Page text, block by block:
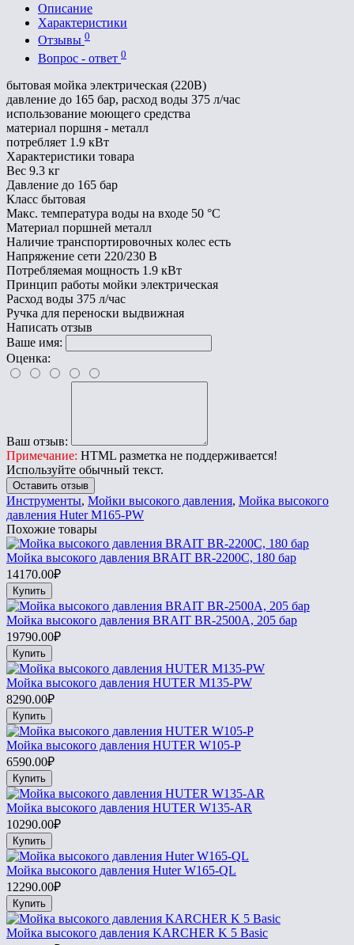
Описание
Характеристики
Отзывы 0
Вопрос - ответ 0
бытовая мойка электрическая (220В)
давление до 165 бар, расход воды 375 л/час
использование моющего средства
материал поршня - металл
потребляет 1.9 кВт
Характеристики товара
Вес 9.3 кг
Давление до 165 бар
Класс бытовая
Макс. температура воды на входе 50 °С
Материал поршней металл
Наличие транспортировочных колес есть
Напряжение сети 220/230 В
Потребляемая мощность 1.9 кВт
Принцип работы мойки электрическая
Расход воды 375 л/час
Ручка для переноски выдвижная
Написать отзыв
Ваше имя:
Оценка:
Ваш отзыв:
Примечание: HTML разметка не поддерживается!
Используйте обычный текст.
Оставить отзыв
Инструменты, Мойки высокого давления, Мойка высокого
давления Huter M165-PW
Похожие товары
Мойка высокого давления BRAIT BR-2200C, 180 бар
14170.00₽
Купить
Мойка высокого давления BRAIT BR-2500А, 205 бар
19790.00₽
Купить
Мойка высокого давления HUTER M135-PW
8290.00₽
Купить
Мойка высокого давления HUTER W105-P
6590.00₽
Купить
Мойка высокого давления HUTER W135-AR
10290.00₽
Купить
Мойка высокого давления Huter W165-QL
12290.00₽
Купить
Мойка высокого давления KARCHER K 5 Basic